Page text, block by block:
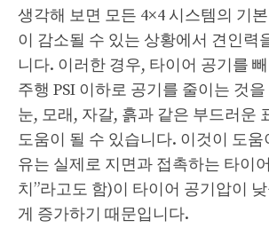
생각해 보면 모든 4×4 시스템의 기
이 감소될 수 있는 상황에서 견인력
니다. 이러한 경우, 타이어 공기를
주행 PSI 이하로 공기를 줄이는 것
눈, 모래, 자갈, 흙과 같은 부드러운
도움이 될 수 있습니다. 이것이 도움
유는 실제로 지면과 접촉하는 타이
치”라고도 함)이 타이어 공기압이
게 증가하기 때문입니다.